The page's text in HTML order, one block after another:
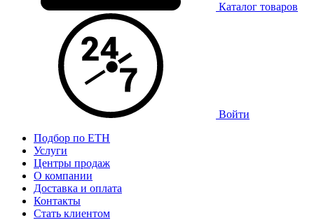
Каталог товаров
Войти
Подбор по ЕТН
Услуги
Центры продаж
О компании
Доставка и оплата
Контакты
Стать клиентом